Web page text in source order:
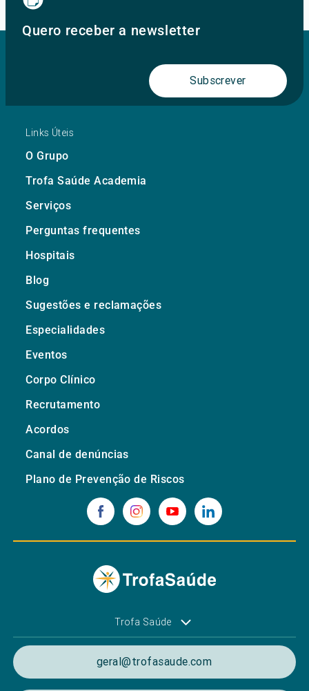
Quero receber a newsletter
Subscrever
Links Úteis
O Grupo
Trofa Saúde Academia
Serviços
Perguntas frequentes
Hospitais
Blog
Sugestões e reclamações
Especialidades
Eventos
Corpo Clínico
Recrutamento
Acordos
Canal de denúncias
Plano de Prevenção de Riscos
Trofa Saúde
geral@trofasaude.com